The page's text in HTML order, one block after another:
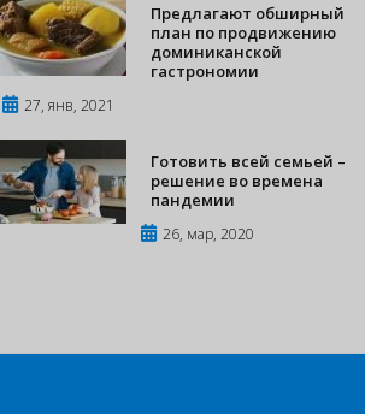
Предлагают обширный
план по продвижению
доминиканской
гастрономии
27, янв, 2021
Готовить всей семьей –
решение во времена
пандемии
26, мар, 2020